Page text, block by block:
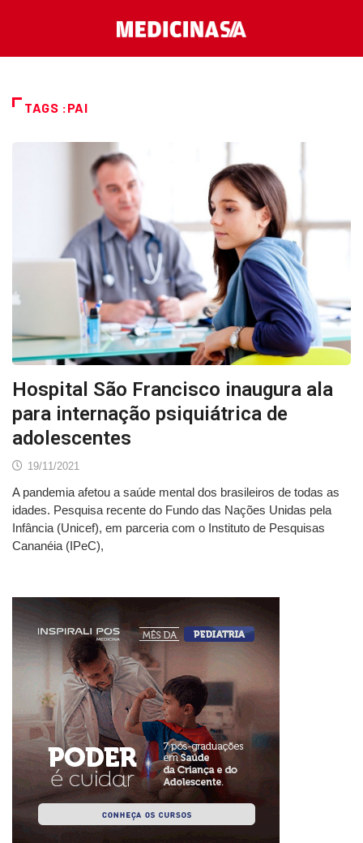
TAGS :PAI
Hospital São Francisco inaugura ala
para internação psiquiátrica de
adolescentes
19/11/2021
A pandemia afetou a saúde mental dos brasileiros de todas as
idades. Pesquisa recente do Fundo das Nações Unidas pela
Infância (Unicef), em parceria com o Instituto de Pesquisas
Cananéia (IPeC),